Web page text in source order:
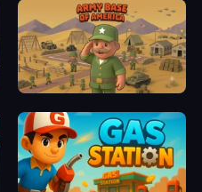
Army Base Of America